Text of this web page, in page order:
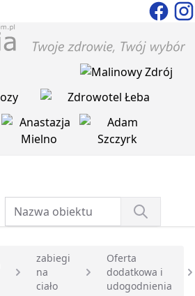
zabiegi
na
ciało
Oferta
dodatkowa i
udogodnienia